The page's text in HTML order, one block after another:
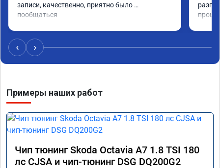
записи, качественно, приятно было
пообщаться
‹ ›
Примеры наших работ
Чип тюнинг Skoda Octavia A7 1.8 TSI 180
лс CJSA и чип-тюнинг DSG DQ200G2